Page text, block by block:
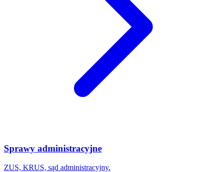
Sprawy administracyjne
ZUS, KRUS, sąd administracyjny.